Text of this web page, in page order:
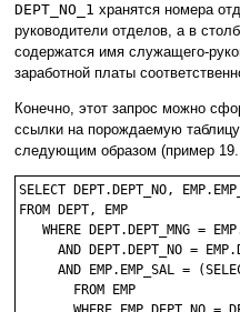
DEPT_NO_1 хранятся номера
руководители отделов, а в
содержатся имя служащего-
заработной платы
Конечно, этот запрос можно
ссылки на порождаемую
следующим образом (пример
SELECT DEPT.DEPT_NO,
FROM DEPT, EMP
WHERE DEPT.DEPT_MNG =
AND DEPT.DEPT_NO =
AND EMP.EMP_SAL =
       FROM EMP